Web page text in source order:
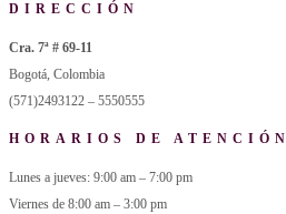
DIRECCIÓN
Cra. 7ª # 69-11
Bogotá, Colombia
(571)2493122 – 5550555
HORARIOS DE ATENCIÓN
Lunes a jueves: 9:00 am – 7:00 pm
Viernes de 8:00 am – 3:00 pm